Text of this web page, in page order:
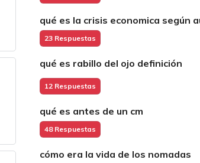
qué es la crisis economica según
23 Respuestas
qué es rabillo del ojo definición
12 Respuestas
qué es antes de un cm
48 Respuestas
cómo era la vida de los nomadas